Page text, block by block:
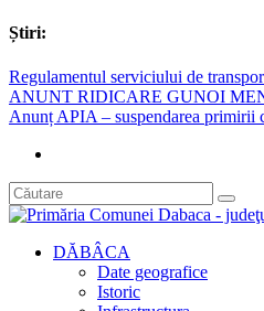
Știri:
Regulamentul serviciului de
ANUNT RIDICARE GUNOI
Anunț APIA – suspendarea primirii
DĂBÂCA
Date geografice
Istoric